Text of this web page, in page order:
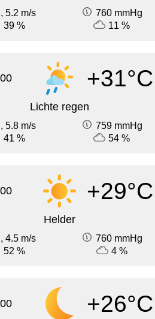
5.2 m/s
760 mmHg
39 %
11 %
+31°C
Lichte regen
5.8 m/s
759 mmHg
41 %
54 %
+29°C
Helder
4.5 m/s
760 mmHg
52 %
4 %
+26°C